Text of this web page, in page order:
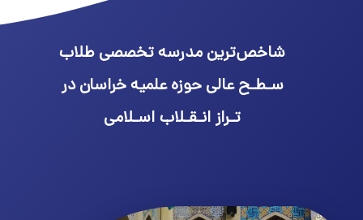
شاخص‌ترین مدرسه تخصصی طلاب
سـطـح عالی حوزه علمیه خراسان در
تـراز انـقـلاب اسـلامی